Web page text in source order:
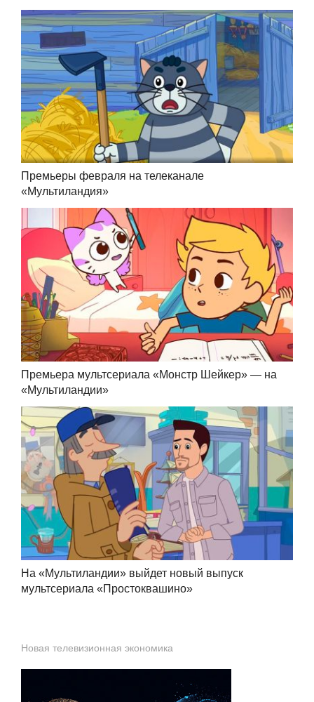
Премьеры февраля на телеканале
«Мультиландия»
Премьера мультсериала «Монстр Шейкер» — на
«Мультиландии»
На «Мультиландии» выйдет новый выпуск
мультсериала «Простоквашино»
Новая телевизионная экономика